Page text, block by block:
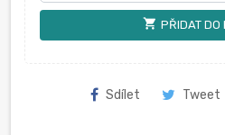
shopping_cart PŘIDAT DO
Sdílet Tweet